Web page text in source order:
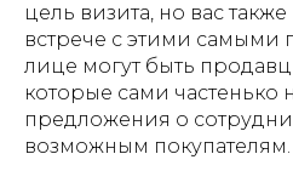
цель визита, но вас
встрече с этими самыми
лице могут быть
которые сами частенько
предложения о
возможным покупателям.